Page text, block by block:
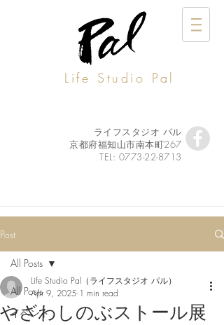
Life Studio Pal
ライフスタジオ パル
京都府福知山市南本町267
TEL: 0773-22-8713
Post
All Posts
イベント
All Posts
やざわしのぶストール展
Life Studio Pal（ライフスタジオ パル）
Apr 9, 2025 1 min read